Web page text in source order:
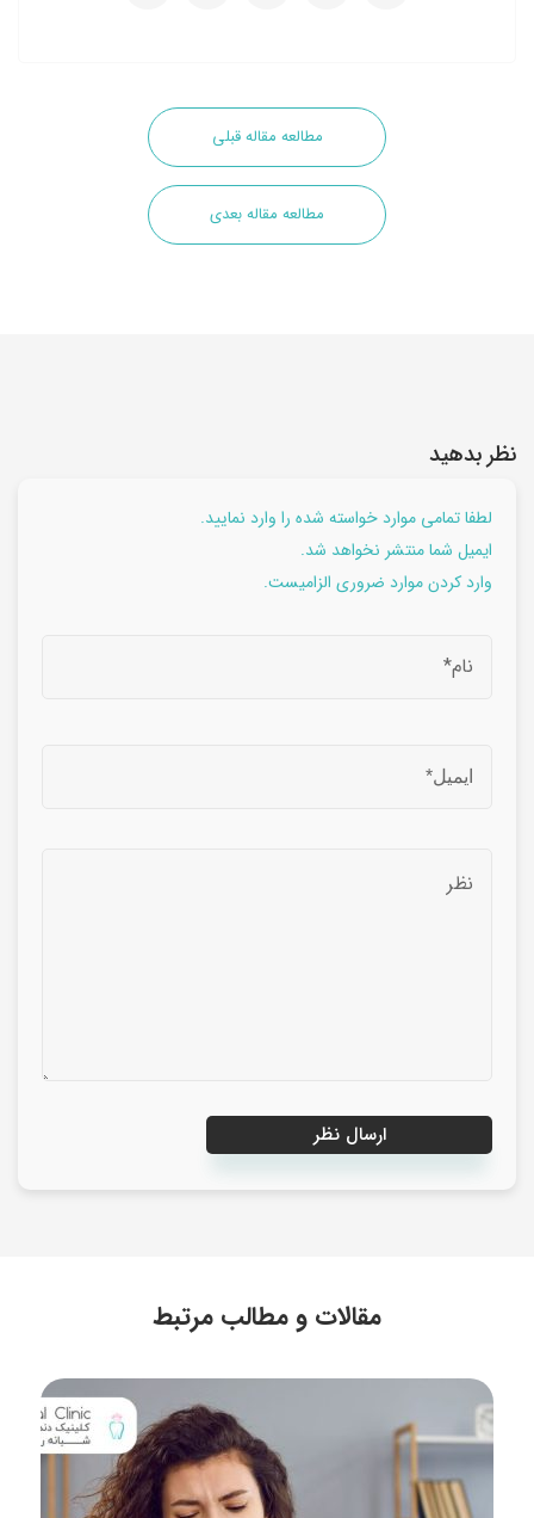
مطالعه مقاله قبلی
مطالعه مقاله بعدی
نظر بدهید
لطفا تمامی موارد خواسته شده را وارد نمایید.
ایمیل شما منتشر نخواهد شد.
وارد کردن موارد ضروری الزامیست.
مقالات و مطالب مرتبط